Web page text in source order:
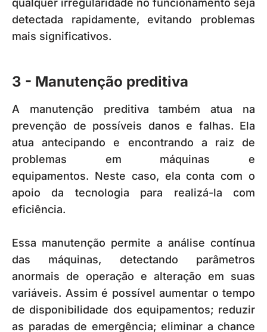
detectada rapidamente, evitando problemas
mais significativos.
3 - Manutenção preditiva
A manutenção preditiva também atua na
prevenção de possíveis danos e falhas. Ela
atua antecipando e encontrando a raiz de
problemas em máquinas e
equipamentos. Neste caso, ela conta com o
apoio da tecnologia para realizá-la com
eficiência.
Essa manutenção permite a análise contínua
das máquinas, detectando parâmetros
anormais de operação e alteração em suas
variáveis. Assim é possível aumentar o tempo
de disponibilidade dos equipamentos; reduzir
as paradas de emergência; eliminar a chance